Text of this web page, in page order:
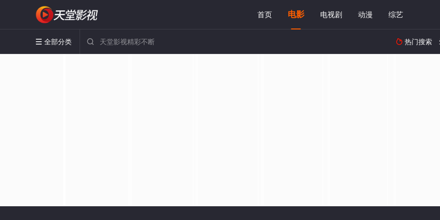
首页 电影 电视剧 动漫 综艺
 全部分类   热门搜索